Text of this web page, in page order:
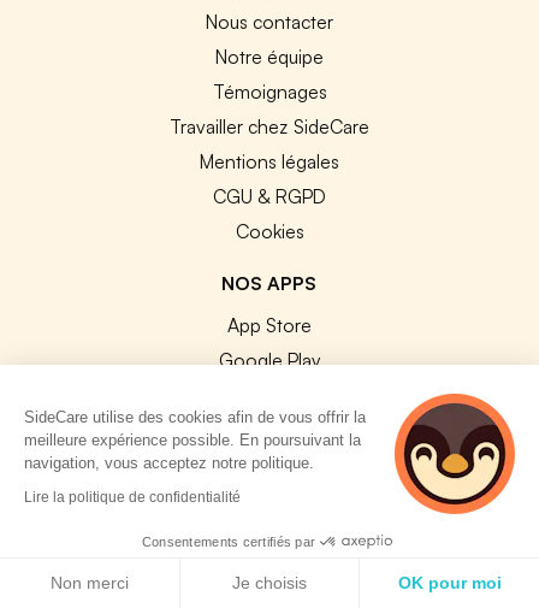
Nous contacter
Notre équipe
Témoignages
Travailler chez SideCare
Mentions légales
CGU & RGPD
Cookies
NOS APPS
App Store
Google Play
© 2026 SideCare. Tous droits réservés.
SideCare utilise des cookies afin de vous offrir la
meilleure expérience possible. En poursuivant la
navigation, vous acceptez notre politique.
Lire la politique de confidentialité
Consentements certifiés par
Non merci Je choisis OK pour moi
2 personnes
consultent
actuellement cette